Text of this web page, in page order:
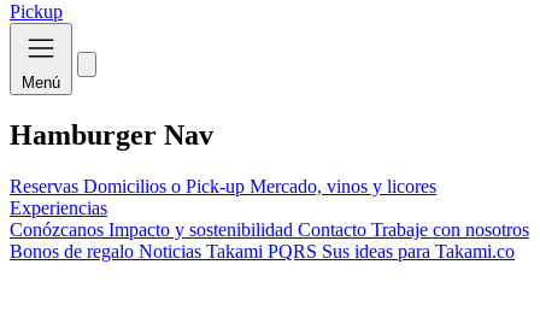
Pickup
Menú
Hamburger Nav
Reservas Domicilios o Pick-up Mercado, vinos y licores
Experiencias
Conózcanos Impacto y sostenibilidad Contacto Trabaje con nosotros
Bonos de regalo Noticias Takami PQRS Sus ideas para Takami.co